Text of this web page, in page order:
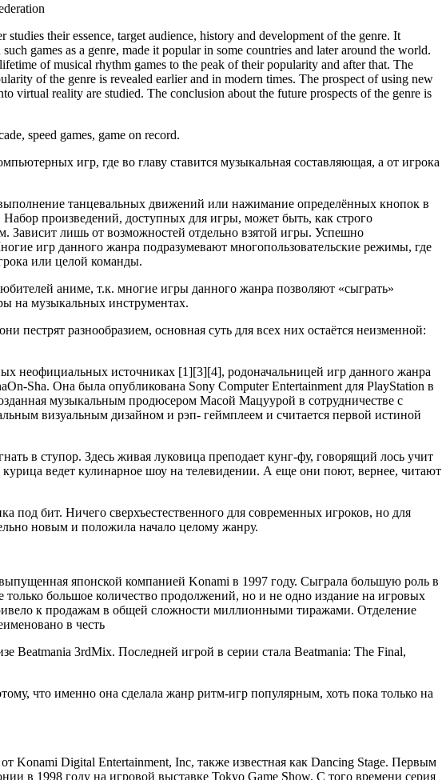
their essence, target audience, history and development of the genre. It
games as a genre, made it popular in some countries and later around the world.
of musical rhythm games to the peak of their popularity and after that. The
of the genre is revealed earlier and in modern times. The prospect of using new
virtual reality are studied. The conclusion about the future prospects of the genre is
speed games, game on record.
игр, где во главу ставится музыкальная составляющая, а от игрока
танцевальных движений или нажимание определённых кнопок в
произведений, доступных для игры, может быть, как строго
лишь от возможностей отдельно взятой игры. Успешно
игр данного жанра подразумевают многопользовательские режимы, где
или целой команды.
аниме, т.к. многие игры данного жанра позволяют «сыграть»
на музыкальных инструментах.
пестрят разнообразием, основная суть для всех них остаётся неизменной:
неофициальных источниках [1][3][4], родоначальницей игр данного жанра
Sha. Она была опубликована Sony Computer Entertainment для PlayStation в
музыкальным продюсером Масой Мацуурой в сотрудничестве с
визуальным дизайном и рэп- геймплеем и считается первой истиной
в ступор. Здесь живая луковица преподает кунг-фу, говорящий лось учит
ведет кулинарное шоу на телевидении. А еще они поют, вернее, читают
бит. Ничего сверхъестественного для современных игроков, но для
новым и положила начало целому жанру.
японской компанией Konami в 1997 году. Сыграла большую роль в
большое количество продолжений, но и не одно издание на игровых
к продажам в общей сложности миллионными тиражами. Отделение
в честь
Beatmania 3rdMix. Последней игрой в серии стала Beatmania: The Final,
что именно она сделала жанр ритм-игр популярным, хоть пока только на
Konami Digital Entertainment, Inc, также известная как Dancing Stage. Первым
в 1998 году на игровой выставке Tokyo Game Show. С того времени серия